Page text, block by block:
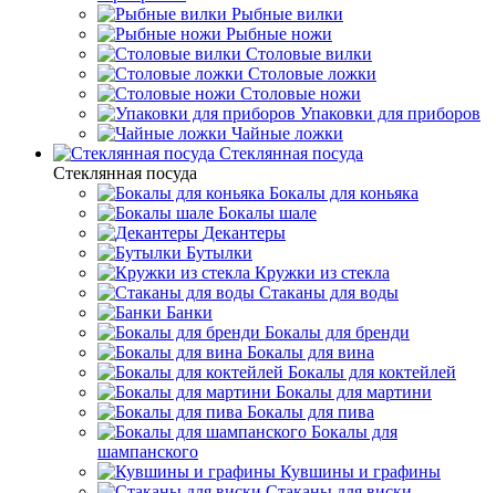
Рыбные вилки
Рыбные ножи
Столовые вилки
Столовые ложки
Столовые ножи
Упаковки для приборов
Чайные ложки
Стеклянная посуда
Стеклянная посуда
Бокалы для коньяка
Бокалы шале
Декантеры
Бутылки
Кружки из стекла
Стаканы для воды
Банки
Бокалы для бренди
Бокалы для вина
Бокалы для коктейлей
Бокалы для мартини
Бокалы для пива
Бокалы для
шампанского
Кувшины и графины